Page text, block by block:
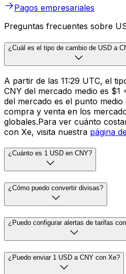
Pagos empresariales
Preguntas frecuentes sobre
¿Cuál es el tipo de cambio de USD a
A partir de las 11:29 UTC, el
CNY del mercado medio es $1
del mercado es el punto
compra y venta en los
globales.Para ver cuánto
con Xe, visita nuestra página
¿Cuánto es 1 USD en CNY?
¿Cómo puedo convertir divisas?
¿Puedo configurar alertas de tarifas
¿Puedo enviar 1 USD a CNY con Xe?